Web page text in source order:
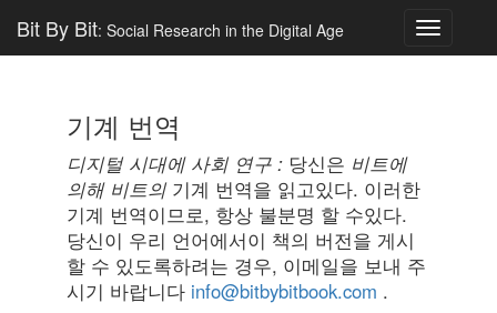
Toggle
Bit By Bit: Social Research in the Digital Age
기계 번역
디지털 시대에 사회 연구 : 당신은 비트에
의해 비트의기계 번역을 읽고있다. 이러한
기계 번역이므로, 항상 불분명 할 수있다.
당신이 우리 언어에서이 책의 버전을 게시
할 수 있도록하려는 경우, 이메일을 보내 주
시기 바랍니다 info@bitbybitbook.com .